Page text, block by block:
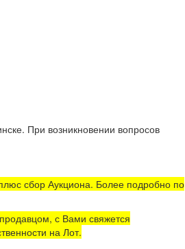
При возникновении вопросов
сбор Аукциона. Более подробно по
с Вами свяжется
на Лот.